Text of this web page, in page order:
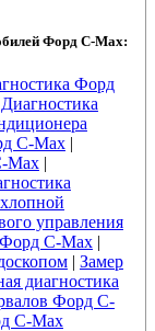
Форд C-Max:
Форд
Диагностика
C-Max|
Max|
управления
C-Max|
| Замер
диагностика
Форд C-
C-Max